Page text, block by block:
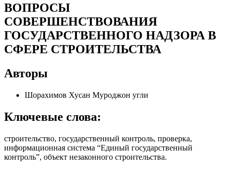
ВОПРОСЫ
СОВЕРШЕНСТВОВАНИЯ
ГОСУДАРСТВЕННОГО НАДЗОРА В
СФЕРЕ СТРОИТЕЛЬСТВА
Авторы
Шорахимов Хусан Муроджон угли
Ключевые слова:
строительство, государственный контроль, проверка,
информационная система “Единый государственный
контроль”, объект незаконного строительства.